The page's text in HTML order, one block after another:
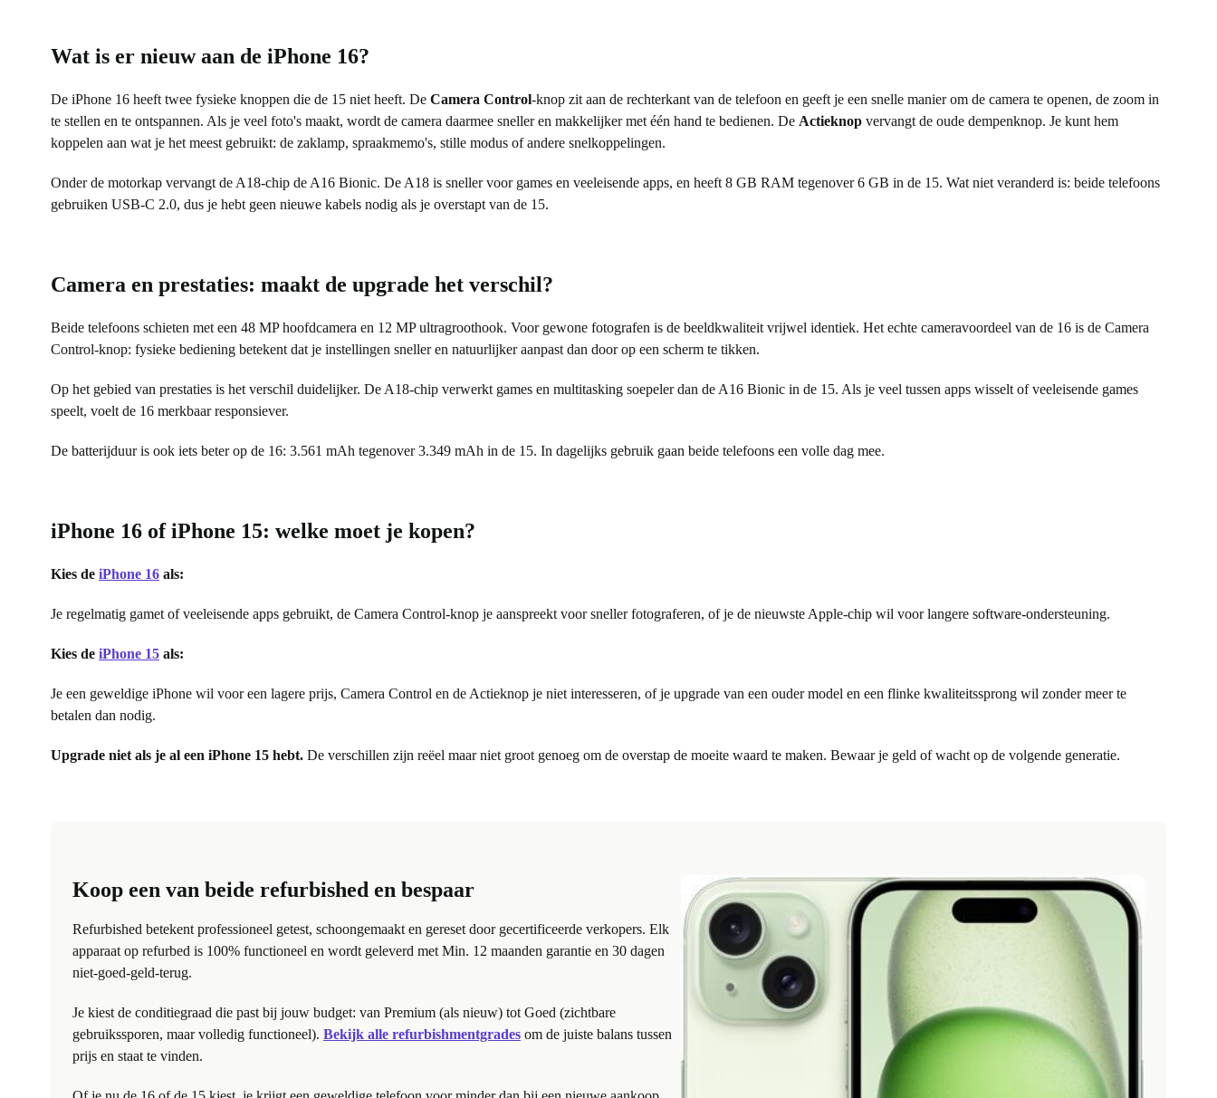
Wat is er nieuw aan de iPhone 16?
De iPhone 16 heeft twee fysieke knoppen die de 15 niet heeft. De Camera Control-knop zit aan de rechterkant van de telefoon en geeft je een snelle manier om de camera te openen, de zoom in
te stellen en te ontspannen. Als je veel foto's maakt, wordt de camera daarmee sneller en makkelijker met één hand te bedienen. De Actieknop vervangt de oude dempenknop. Je kunt hem
koppelen aan wat je het meest gebruikt: de zaklamp, spraakmemo's, stille modus of andere snelkoppelingen.
Onder de motorkap vervangt de A18-chip de A16 Bionic. De A18 is sneller voor games en veeleisende apps, en heeft 8 GB RAM tegenover 6 GB in de 15. Wat niet veranderd is: beide telefoons
gebruiken USB-C 2.0, dus je hebt geen nieuwe kabels nodig als je overstapt van de 15.
Camera en prestaties: maakt de upgrade het verschil?
Beide telefoons schieten met een 48 MP hoofdcamera en 12 MP ultragroothook. Voor gewone fotografen is de beeldkwaliteit vrijwel identiek. Het echte cameravoordeel van de 16 is de Camera
Control-knop: fysieke bediening betekent dat je instellingen sneller en natuurlijker aanpast dan door op een scherm te tikken.
Op het gebied van prestaties is het verschil duidelijker. De A18-chip verwerkt games en multitasking soepeler dan de A16 Bionic in de 15. Als je veel tussen apps wisselt of veeleisende games
speelt, voelt de 16 merkbaar responsiever.
De batterijduur is ook iets beter op de 16: 3.561 mAh tegenover 3.349 mAh in de 15. In dagelijks gebruik gaan beide telefoons een volle dag mee.
iPhone 16 of iPhone 15: welke moet je kopen?
Kies de iPhone 16 als:
Je regelmatig gamet of veeleisende apps gebruikt, de Camera Control-knop je aanspreekt voor sneller fotograferen, of je de nieuwste Apple-chip wil voor langere software-ondersteuning.
Kies de iPhone 15 als:
Je een geweldige iPhone wil voor een lagere prijs, Camera Control en de Actieknop je niet interesseren, of je upgrade van een ouder model en een flinke kwaliteitssprong wil zonder meer te
betalen dan nodig.
Upgrade niet als je al een iPhone 15 hebt. De verschillen zijn reëel maar niet groot genoeg om de overstap de moeite waard te maken. Bewaar je geld of wacht op de volgende generatie.
Koop een van beide refurbished en bespaar
Refurbished betekent professioneel getest, schoongemaakt en gereset door gecertificeerde verkopers. Elk
apparaat op refurbed is 100% functioneel en wordt geleverd met Min. 12 maanden garantie en 30 dagen
niet-goed-geld-terug.
Je kiest de conditiegraad die past bij jouw budget: van Premium (als nieuw) tot Goed (zichtbare
gebruikssporen, maar volledig functioneel). Bekijk alle refurbishmentgrades om de juiste balans tussen
prijs en staat te vinden.